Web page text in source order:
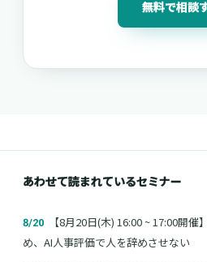
無料で相談
あわせて読まれているセミナー
8/20
【8月20日(木) 16:00 ~ 17:00開催
め、AI人事評価で人を辞めさせない